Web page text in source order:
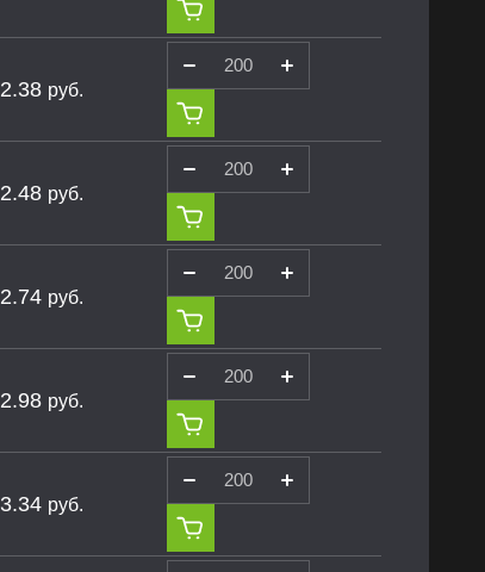
2.38 руб.
2.48 руб.
2.74 руб.
2.98 руб.
3.34 руб.